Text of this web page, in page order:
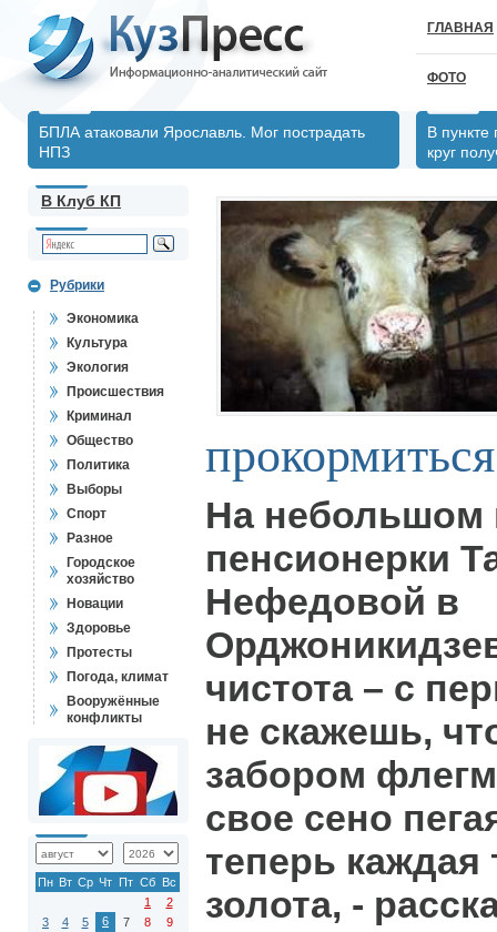
ГЛАВНАЯ
ФОТО
БПЛА атаковали Ярославль. Мог пострадать
НПЗ
В пункте
круг
В Клуб КП
Рубрики
Экономика
Культура
Экология
Происшествия
Криминал
Общество
Политика
Выборы
Спорт
Разное
Городское
хозяйство
Новации
Здоровье
Протесты
Погода, климат
Вооружённые
конфликты
Пн Вт Ср Чт Пт Сб Вс
1
2
3
4 5 6 7 8
9
На небольшом
пенсионерки
Нефедовой в
чистота – с
не скажешь,
забором
свое сено
теперь каждая
золота, -